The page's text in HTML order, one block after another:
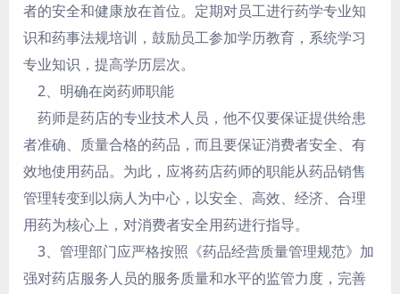
者的安全和健康放在首位。定期对员工进行药学专业知
识和药事法规培训，鼓励员工参加学历教育，系统学习
专业知识，提高学历层次。
2、明确在岗药师职能
药师是药店的专业技术人员，他不仅要保证提供给患
者准确、质量合格的药品，而且要保证消费者安全、有
效地使用药品。为此，应将药店药师的职能从药品销售
管理转变到以病人为中心，以安全、高效、经济、合理
用药为核心上，对消费者安全用药进行指导。
3、管理部门应严格按照《药品经营质量管理规范》加
强对药店服务人员的服务质量和水平的监管力度，完善